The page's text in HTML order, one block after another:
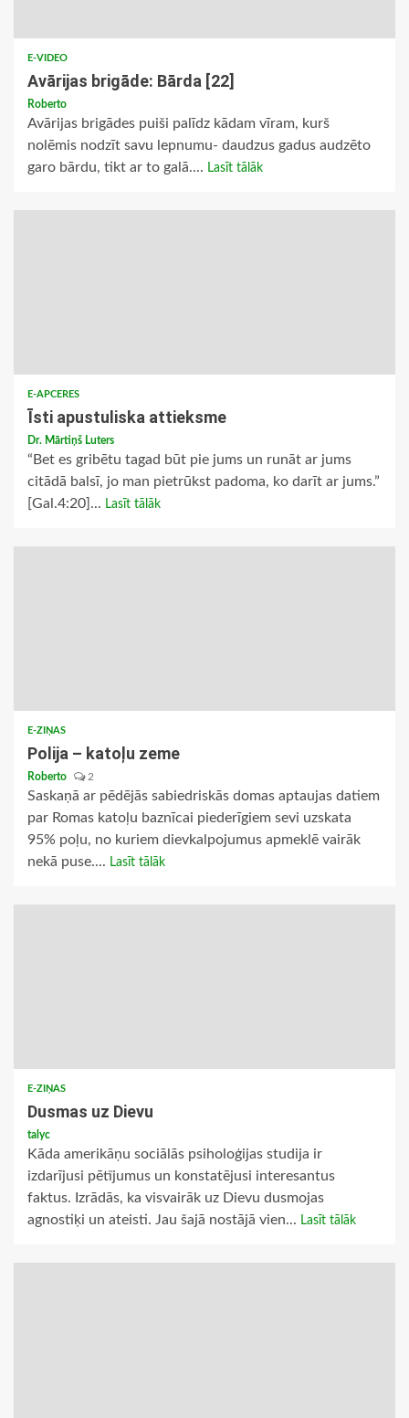
E-VIDEO
Avārijas brigāde: Bārda [22]
Roberto
Avārijas brigādes puiši palīdz kādam vīram, kurš
nolēmis nodzīt savu lepnumu- daudzus gadus audzēto
garo bārdu, tikt ar to galā.... Lasīt tālāk
E-APCERES
Īsti apustuliska attieksme
Dr. Mārtiņš Luters
“Bet es gribētu tagad būt pie jums un runāt ar jums
citādā balsī, jo man pietrūkst padoma, ko darīt ar jums.”
[Gal.4:20]... Lasīt tālāk
E-ZIŅAS
Polija – katoļu zeme
Roberto 2
Saskaņā ar pēdējās sabiedriskās domas aptaujas datiem
par Romas katoļu baznīcai piederīgiem sevi uzskata
95% poļu, no kuriem dievkalpojumus apmeklē vairāk
nekā puse.... Lasīt tālāk
E-ZIŅAS
Dusmas uz Dievu
talyc
Kāda amerikāņu sociālās psiholoģijas studija ir
izdarījusi pētījumus un konstatējusi interesantus
faktus. Izrādās, ka visvairāk uz Dievu dusmojas
agnostiķi un ateisti. Jau šajā nostājā vien... Lasīt tālāk